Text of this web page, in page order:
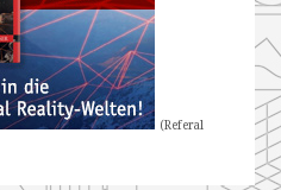
(Referal